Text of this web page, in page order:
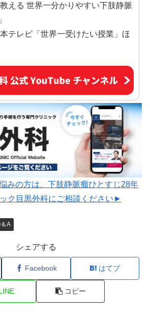
える 世界一分かりやすい下肢静脈
テレビ「世界一受けたい授業」ほ
みの方は、下肢静脈瘤ひとすじ28年
ク目黒外科にご相談ください►
A
シェアする
Facebook はてブ
コピー